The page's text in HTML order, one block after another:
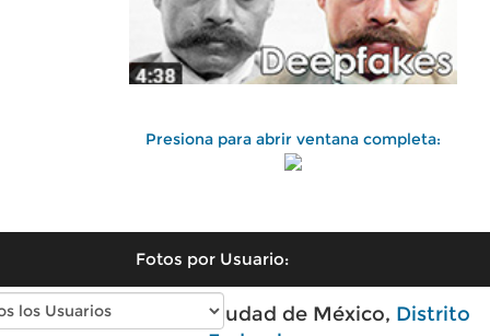
Presiona para abrir ventana completa:
Fotos por Usuario:
Fotos antiguas de Ciudad de México, Distrito